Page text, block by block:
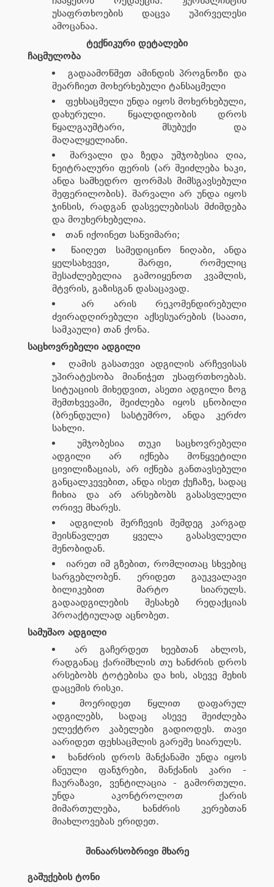
უსაფრთხოების დაცვა უპირველესი
ამოცანაა.
ტექნიკური დეტალები
ჩაცმულობა
გადაამოწმეთ ამინდის პროგნოზი და
შეარჩიეთ მოხერხებული ტანსაცმელი
ფეხსაცმელი უნდა იყოს მოხერხებული,
დახურული. წყალდიდობის დროს
წყალგაუმტარი, მსუბუქი და
მაღალყელიანი.
შარვალი და ზედა უმჯობესია ღია,
ნეიტრალური ფერის (არ შეიძლება ხაკი,
ანდა სამხედრო ფორმას მიმსგავსებული
შეფერილობის). შარვალი არ უნდა იყოს
ჯინსის, რადგან დასველებისას მძიმდება
და მოუხერხებელია.
თან იქოინეთ საწვიმარი;
წაიღეთ სამედიცინო ნიღაბი, ანდა
ყელსახვევი, შარფი, რომელიც
შესაძლებელია გამოიყენოთ კვამლის,
მტვრის, გაზისგან დასაცავად.
არ არის რეკომენდირებული
ძვირადღირებული აქსესუარების (საათი,
სამკაული) თან ქონა.
საცხოვრებელი ადგილი
ღამის გასათევი ადგილის არჩევისას
უპირატესობა მიანიჭეთ უსაფრთხოებას.
სიტუაციის მიხედვით, ასეთი ადგილი ზოგ
შემთხვევაში, შეიძლება იყოს ცნობილი
(ბრენდული) სასტუმრო, ანდა კერძო
სახლი.
უმჯობესია თუკი საცხოვრებელი
ადგილი არ იქნება მოწყვეტილი
ცივილიზაციას, არ იქნება განთავსებული
განცალკევებით, ანდა ისეთ ქუჩაზე, სადაც
ჩიხია და არ არსებობს გასასვლელი
ორივე მხარეს.
ადგილის შერჩევის შემდეგ კარგად
შეისწავლეთ ყველა გასასვლელი
შენობიდან.
იარეთ იმ გზებით, რომლითაც სხვებიც
სარგებლობენ. ერიდეთ გაუკვალავი
ბილიკებით მარტო სიარულს.
გადაადგილების შესახებ რედაქციას
პროაქტიულად აცნობეთ.
სამუშაო ადგილი
არ გაჩერდეთ ხეებთან ახლოს,
რადგანაც ქარიშხლის თუ ხანძრის დროს
არსებობს ტოტებისა და ხის, ასევე მეხის
დაცემის რისკი.
მოერიდეთ წყლით დაფარულ
ადგილებს, სადაც ასევე შეიძლება
ელექტრო კაბელები გადიოდეს. თავი
აარიდეთ ფეხსაცმლის გარეშე სიარულს.
ხანძრის დროს მანქანაში უნდა იყოს
აწეული ფანჯრები, მანქანის კარი -
ჩაურაზავი, ვენტილაცია - გამორთული.
უნდა აკონტროლოთ ქარის
მიმართულება, ხანძრის კერებთან
მიახლოვებას ერიდეთ.
შინაარსობრივი მხარე
გაშუქების ტონი